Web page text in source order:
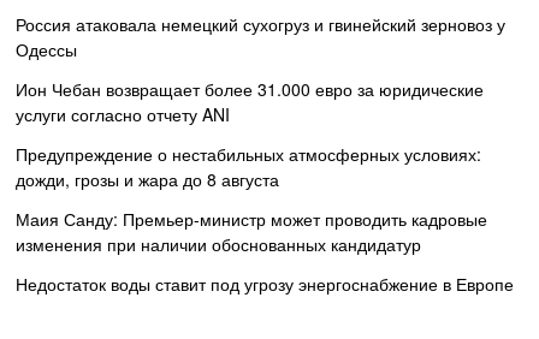
Россия атаковала немецкий сухогруз и гвинейский зерновоз у
Одессы
Ион Чебан возвращает более 31.000 евро за юридические
услуги согласно отчету ANI
Предупреждение о нестабильных атмосферных условиях:
дожди, грозы и жара до 8 августа
Маия Санду: Премьер-министр может проводить кадровые
изменения при наличии обоснованных кандидатур
Недостаток воды ставит под угрозу энергоснабжение в Европе